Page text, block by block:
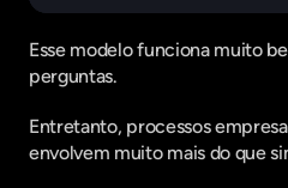
Esse modelo funciona muito
perguntas.
Entretanto, processos
envolvem muito mais do que